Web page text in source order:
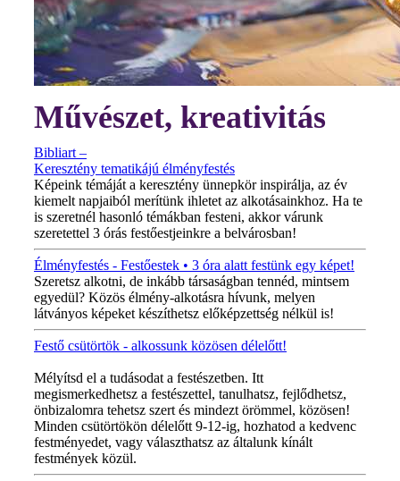
Művészet, kreativitás
Bibliart –
Keresztény tematikájú élményfestés
Képeink témáját a keresztény ünnepkör inspirálja, az év
kiemelt napjaiból merítünk ihletet az alkotásainkhoz. Ha te
is szeretnél hasonló témákban festeni, akkor várunk
szeretettel 3 órás festőestjeinkre a belvárosban!
Élményfestés - Festőestek • 3 óra alatt festünk egy képet!
Szeretsz alkotni, de inkább társaságban tennéd, mintsem
egyedül? Közös élmény-alkotásra hívunk, melyen
látványos képeket készíthetsz előképzettség nélkül is!
Festő csütörtök - alkossunk közösen délelőtt!
Mélyítsd el a tudásodat a festészetben. Itt
megismerkedhetsz a festészettel, tanulhatsz, fejlődhetsz,
önbizalomra tehetsz szert és mindezt örömmel, közösen!
Minden csütörtökön délelőtt 9-12-ig, hozhatod a kedvenc
festményedet, vagy választhatsz az általunk kínált
festmények közül.